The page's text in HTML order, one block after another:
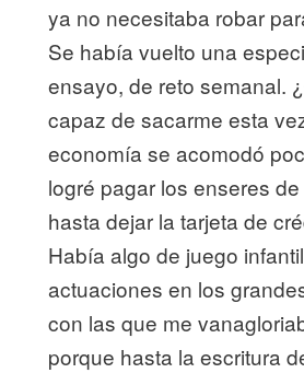
ya no necesitaba robar
Se había vuelto una
ensayo, de reto semanal.
capaz de sacarme esta
economía se acomodó
logré pagar los enseres
hasta dejar la tarjeta de
Había algo de juego
actuaciones en los
con las que me
porque hasta la escritura